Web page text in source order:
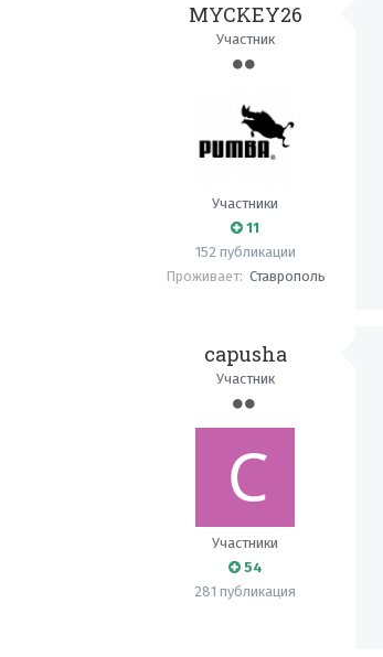
MYCKEY26
Участник
Участники
11
152 публикации
Проживает: Ставрополь
capusha
Участник
Участники
54
281 публикация